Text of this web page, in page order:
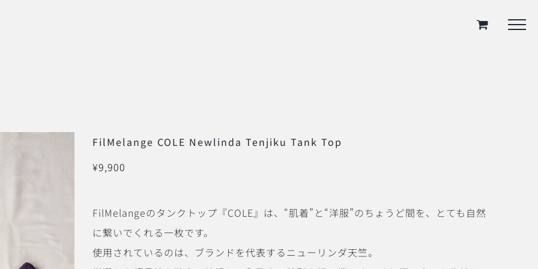
FilMelange COLE Newlinda Tenjiku Tank Top
¥9,900
FilMelangeのタンクトップ『COLE』は、“肌着”と“洋服”のちょうど間を、とても自然
に繋いでくれる一枚です。
使用されているのは、ブランドを代表するニューリンダ天竺。